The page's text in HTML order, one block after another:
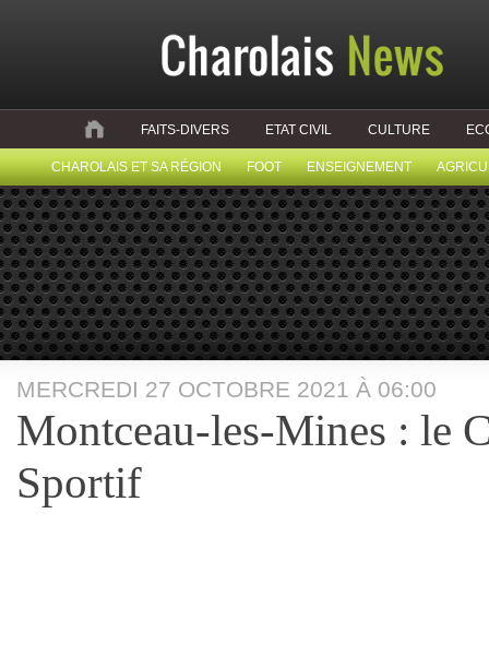
FAITS-DIVERS ETAT CIVIL CULTURE
CHAROLAIS ET SA RÉGION FOOT ENSEIGNEMENT
MERCREDI 27 OCTOBRE 2021 À 06:00
Montceau-les-Mines : le
Sportif